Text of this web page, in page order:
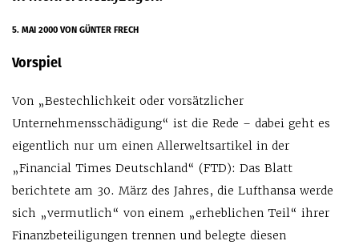
5. MAI 2000VON GÜNTER FRECH
Vorspiel
Von „Bestechlichkeit oder vorsätzlicher
Unternehmensschädigung“ ist die Rede – dabei geht es
eigentlich nur um einen Allerweltsartikel in der
„Financial Times Deutschland“ (FTD): Das Blatt
berichtete am 30. März des Jahres, die Lufthansa werde
sich „vermutlich“ von einem „erheblichen Teil“ ihrer
Finanzbeteiligungen trennen und belegte diesen